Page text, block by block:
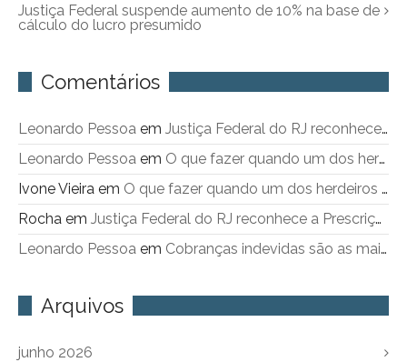
Justiça Federal suspende aumento de 10% na base de
cálculo do lucro presumido
Comentários
Leonardo Pessoa em Justiça Federal do RJ reconhece a Prescrição Intercorrente
Leonardo Pessoa em O que fazer quando um dos herdeiros não sai do imóvel objeto de inventário
Ivone Vieira em O que fazer quando um dos herdeiros não sai do imóvel objeto de inventário
Rocha em Justiça Federal do RJ reconhece a Prescrição Intercorrente
Leonardo Pessoa em Cobranças indevidas são as maiores queixas contra a Cedae
Arquivos
junho 2026